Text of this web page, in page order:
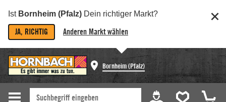
Ist Bornheim (Pfalz) Dein richtiger Markt?
JA, RICHTIG Anderen Markt wählen
Bornheim (Pfalz)